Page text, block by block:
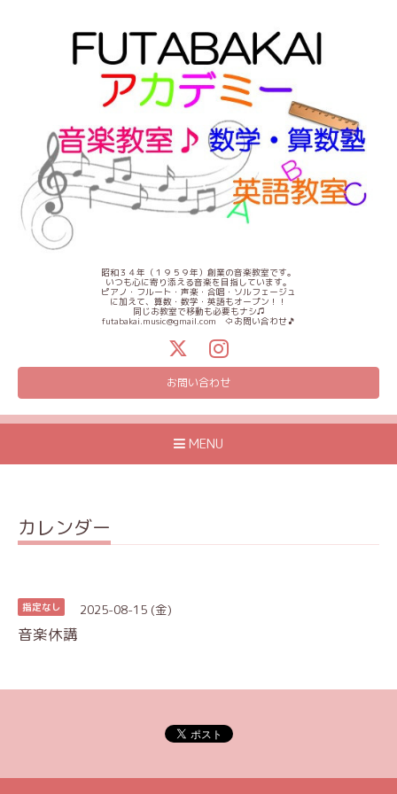
昭和３４年（１９５９年）創業の音楽教室です。
いつも心に寄り添える音楽を目指しています。
ピアノ・フルート・声楽・合唱・ソルフェージュ
に加えて、算数・数学・英語もオープン！！
同じお教室で移動も必要もナシ♫
futabakai.music@gmail.com ⇦お問い合わせ🎵
お問い合わせ
MENU
カレンダー
指定なし 2025-08-15 (金)
音楽休講